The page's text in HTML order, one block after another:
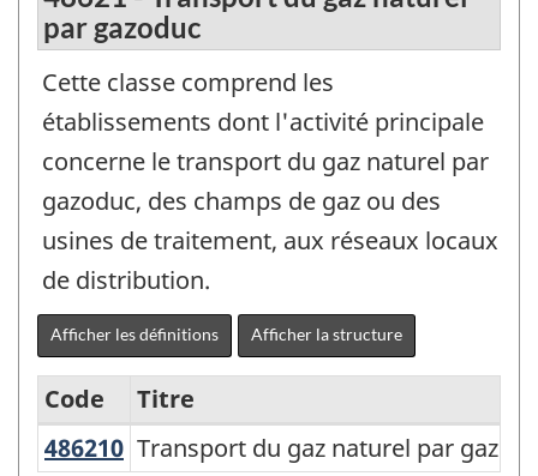
par gazoduc
Cette classe comprend les
établissements dont l'activité principale
concerne le transport du gaz naturel par
gazoduc, des champs de gaz ou des
usines de traitement, aux réseaux locaux
de distribution.
Afficher les définitions Afficher la structure
Variante
Code
Titre
486210 Transport du gaz naturel par
Transport du gaz naturel par